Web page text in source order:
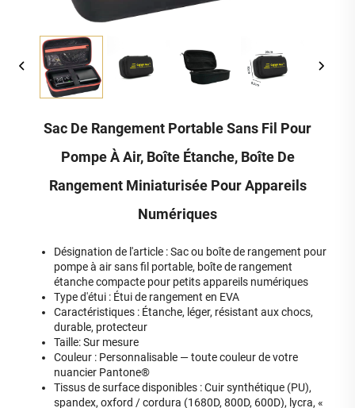
Sac De Rangement Portable Sans Fil Pour
Pompe À Air, Boîte Étanche, Boîte De
Rangement Miniaturisée Pour Appareils
Numériques
Désignation de l'article : Sac ou boîte de rangement pour
pompe à air sans fil portable, boîte de rangement
étanche compacte pour petits appareils numériques
Type d'étui : Étui de rangement en EVA
Caractéristiques : Étanche, léger, résistant aux chocs,
durable, protecteur
Taille: Sur mesure
Couleur : Personnalisable — toute couleur de votre
nuancier Pantone®
Tissus de surface disponibles : Cuir synthétique (PU),
spandex, oxford / cordura (1680D, 800D, 600D), lycra, «